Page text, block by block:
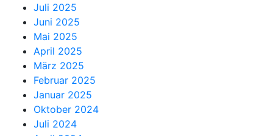
Juli 2025
Juni 2025
Mai 2025
April 2025
März 2025
Februar 2025
Januar 2025
Oktober 2024
Juli 2024